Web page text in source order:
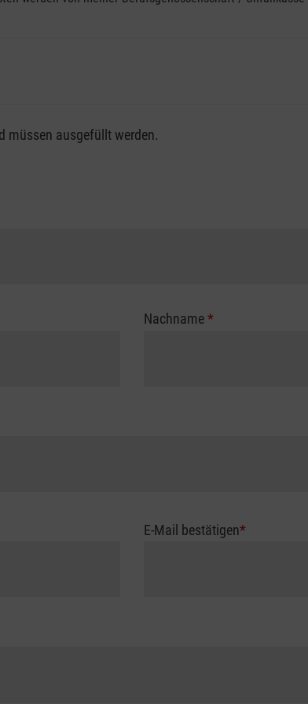
/ Unfallkasse nutzen, beachten Sie bitte,
Kursgebühr als Selbstzahler.
müssen ausgefüllt werden.
Nachname*
E-Mail bestätigen*